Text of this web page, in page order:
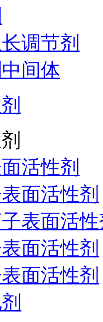
调节剂
间体
活性剂
面活性剂
表面活
面活性剂
面活性剂